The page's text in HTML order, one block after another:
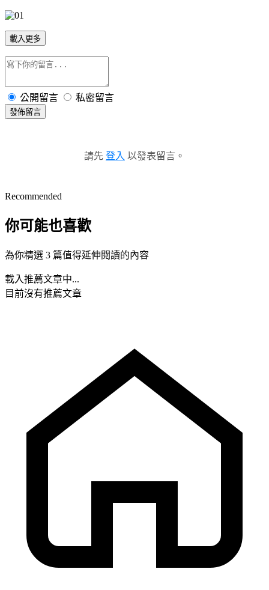
載入更多
公開留言 私密留言
發佈留言
請先 登入 以發表留言。
Recommended
你可能也喜歡
為你精選 3 篇值得延伸閱讀的內容
載入推薦文章中...
目前沒有推薦文章